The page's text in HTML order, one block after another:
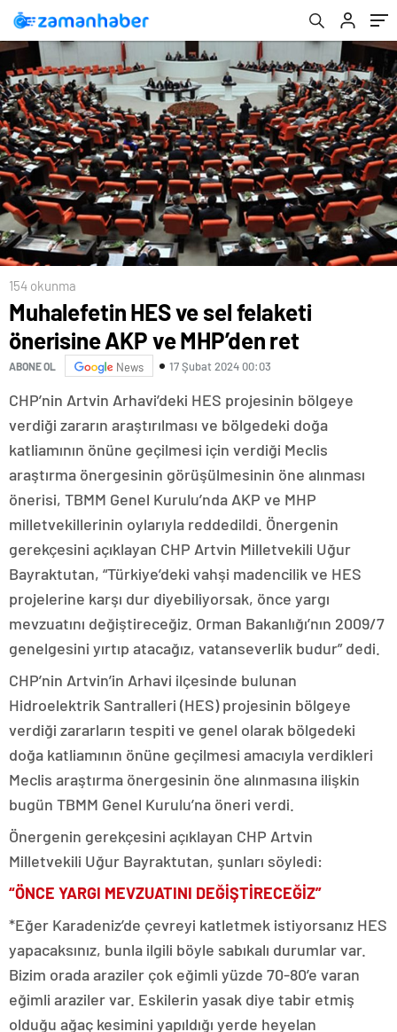
154 okunma
Muhalefetin HES ve sel felaketi
önerisine AKP ve MHP’den ret
ABONE OL News 17 Şubat 2024 00:03
CHP’nin Artvin Arhavi’deki HES projesinin bölgeye
verdiği zararın araştırılması ve bölgedeki doğa
katliamının önüne geçilmesi için verdiği Meclis
araştırma önergesinin görüşülmesinin öne alınması
önerisi, TBMM Genel Kurulu’nda AKP ve MHP
milletvekillerinin oylarıyla reddedildi. Önergenin
gerekçesini açıklayan CHP Artvin Milletvekili Uğur
Bayraktutan, “Türkiye’deki vahşi madencilik ve HES
projelerine karşı dur diyebiliyorsak, önce yargı
mevzuatını değiştireceğiz. Orman Bakanlığı’nın 2009/7
genelgesini yırtıp atacağız, vatanseverlik budur” dedi.
CHP’nin Artvin’in Arhavi ilçesinde bulunan
Hidroelektrik Santralleri (HES) projesinin bölgeye
verdiği zararların tespiti ve genel olarak bölgedeki
doğa katliamının önüne geçilmesi amacıyla verdikleri
Meclis araştırma önergesinin öne alınmasına ilişkin
bugün TBMM Genel Kurulu’na öneri verdi.
Önergenin gerekçesini açıklayan CHP Artvin
Milletvekili Uğur Bayraktutan, şunları söyledi:
“ÖNCE YARGI MEVZUATINI DEĞİŞTİRECEĞİZ”
*Eğer Karadeniz’de çevreyi katletmek istiyorsanız HES
yapacaksınız, bunla ilgili böyle sabıkalı durumlar var.
Bizim orada araziler çok eğimli yüzde 70-80’e varan
eğimli araziler var. Eskilerin yasak diye tabir etmiş
olduğu ağaç kesimini yapıldığı yerde heyelan